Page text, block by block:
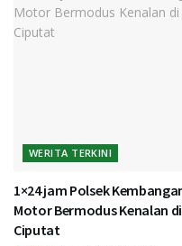
WERITA TERKINI
1×24 jam Polsek
Motor Bermodus Kenalan
Ciputat